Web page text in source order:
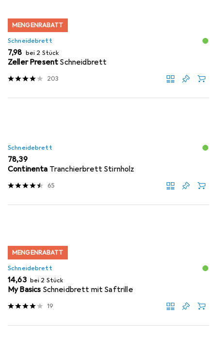
MENGENRABATT
Schneidebrett
EUR
7,98 bei 2 Stück
Zeller Present Schneidbrett
203
Schneidebrett
EUR
78,39
Continenta Tranchierbrett Stirnholz
65
MENGENRABATT
Schneidebrett
EUR
14,63 bei 2 Stück
My Basics Schneidbrett mit Saftrille
19